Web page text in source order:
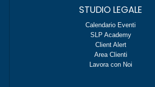
STUDIO LEGALE
Calendario Eventi
SLP Academy
Client Alert
Area Clienti
Lavora con Noi